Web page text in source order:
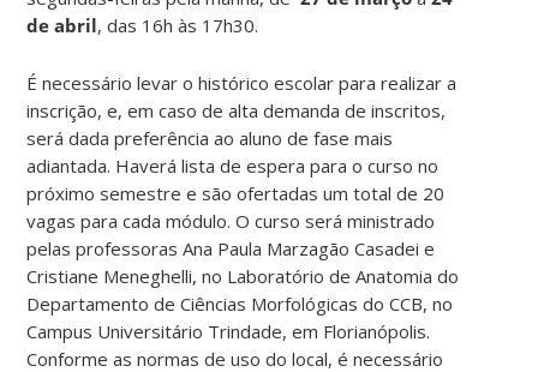
de abril, das 16h às 17h30.
É necessário levar o histórico escolar para realizar a
inscrição, e, em caso de alta demanda de inscritos,
será dada preferência ao aluno de fase mais
adiantada. Haverá lista de espera para o curso no
próximo semestre e são ofertadas um total de 20
vagas para cada módulo. O curso será ministrado
pelas professoras Ana Paula Marzagão Casadei e
Cristiane Meneghelli, no Laboratório de Anatomia do
Departamento de Ciências Morfológicas do CCB, no
Campus Universitário Trindade, em Florianópolis.
Conforme as normas de uso do local, é necessário